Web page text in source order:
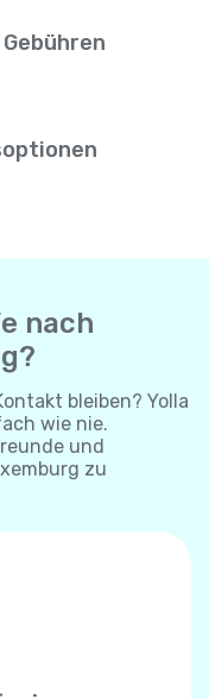
nach
bleiben? Yolla
wie nie.
und
zu